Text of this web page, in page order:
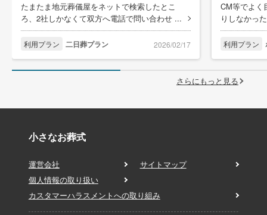
たまたま地元葬儀屋をネットで検索したとこ
ろ、2社しかなくて双方へ電話で問い合わせ ...
利用プラン 二日葬プラン 2026/02/17
CM等でよく
りしなかっ
利用プラン
さらにもっと見る
小さなお葬式
運営会社
サイトマップ
個人情報の取り扱い
カスタマーハラスメントへの取り組み